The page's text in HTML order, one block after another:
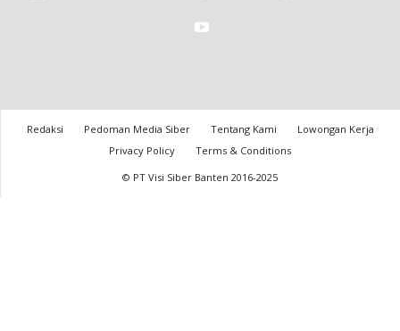
Redaksi Pedoman Media Siber Tentang Kami
Lowongan Kerja
Privacy Policy
Terms & Conditions
© PT Visi Siber Banten 2016-2025